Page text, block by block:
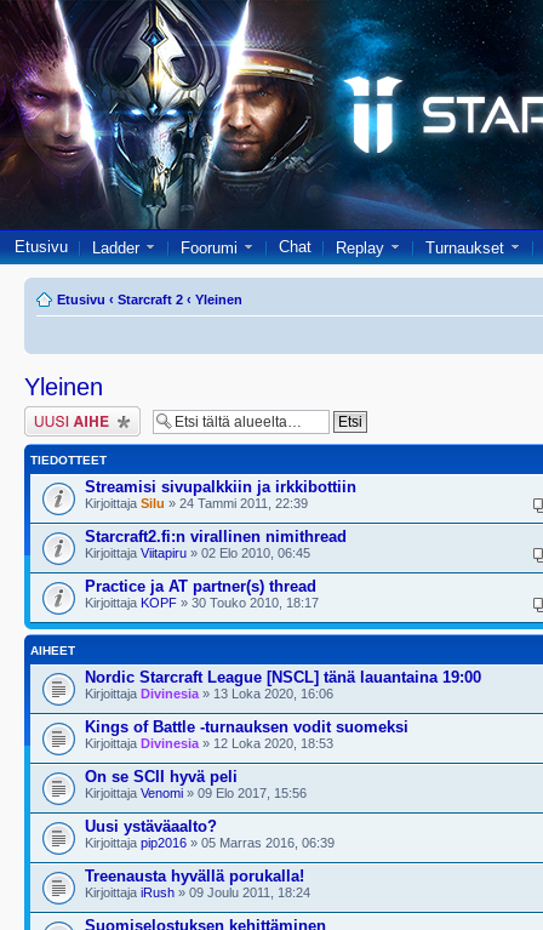
Etusivu Ladder Foorumi Chat Replay Turnaukset
Etusivu ‹ Starcraft 2 ‹ Yleinen
Yleinen
Lähetä uusi viesti
TIEDOTTEET
Streamisi sivupalkkiin ja irkkibottiin
Kirjoittaja Silu » 24 Tammi 2011, 22:39
Starcraft2.fi:n virallinen nimithread
Kirjoittaja Viitapiru » 02 Elo 2010, 06:45
Practice ja AT partner(s) thread
Kirjoittaja KOPF » 30 Touko 2010, 18:17
AIHEET
Nordic Starcraft League [NSCL] tänä lauantaina 19:00
Kirjoittaja Divinesia » 13 Loka 2020, 16:06
Kings of Battle -turnauksen vodit suomeksi
Kirjoittaja Divinesia » 12 Loka 2020, 18:53
On se SCII hyvä peli
Kirjoittaja Venomi » 09 Elo 2017, 15:56
Uusi ystäväaalto?
Kirjoittaja pip2016 » 05 Marras 2016, 06:39
Treenausta hyvällä porukalla!
Kirjoittaja iRush » 09 Joulu 2011, 18:24
Suomiselostuksen kehittäminen